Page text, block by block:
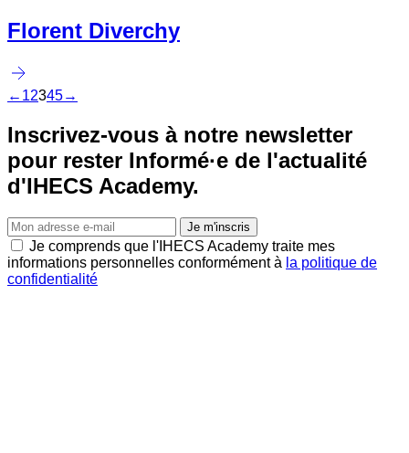
Florent Diverchy
← 12345→
Inscrivez-vous à notre newsletter
pour rester Informé·e de l'actualité
d'IHECS Academy.
Je m'inscris
Je comprends que l'IHECS Academy traite mes
informations personnelles conformément à la politique de
confidentialité